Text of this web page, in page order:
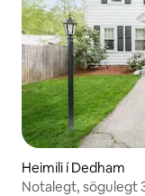
Heimili í Dedham
Notalegt, sögulegt